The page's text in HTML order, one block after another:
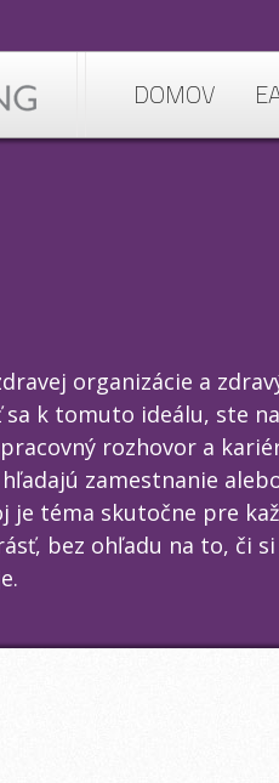
DOMOV
organizácie a
k tomuto ideálu, ste
rozhovor a
zamestnanie
je téma skutočne pre
bez ohľadu na to, či